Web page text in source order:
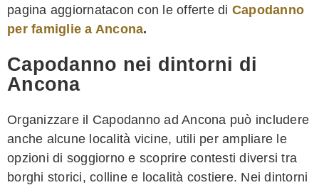
pagina aggiornatacon con le offerte di Capodanno
per famiglie a Ancona.
Capodanno nei dintorni di
Ancona
Organizzare il Capodanno ad Ancona può includere
anche alcune località vicine, utili per ampliare le
opzioni di soggiorno e scoprire contesti diversi tra
borghi storici, colline e località costiere. Nei dintorni